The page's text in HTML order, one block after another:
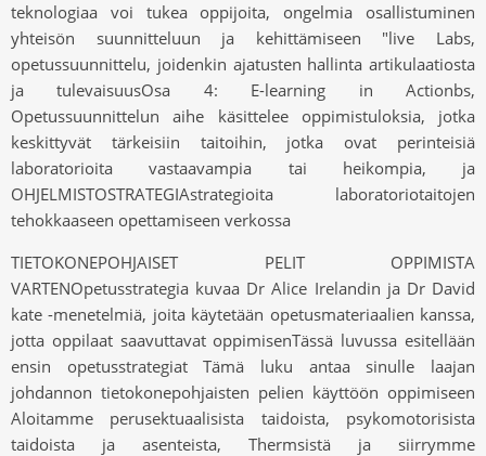
teknologiaa voi tukea oppijoita, ongelmia osallistuminen
yhteisön suunnitteluun ja kehittämiseen "live Labs,
opetussuunnittelu, joidenkin ajatusten hallinta artikulaatiosta
ja tulevaisuusOsa 4: E-learning in Actionbs,
Opetussuunnittelun aihe käsittelee oppimistuloksia, jotka
keskittyvät tärkeisiin taitoihin, jotka ovat perinteisiä
laboratorioita vastaavampia tai heikompia, ja
OHJELMISTOSTRATEGIAstrategioita laboratoriotaitojen
tehokkaaseen opettamiseen verkossa
TIETOKONEPOHJAISET PELIT OPPIMISTA
VARTENOpetusstrategia kuvaa Dr Alice Irelandin ja Dr David
kate -menetelmiä, joita käytetään opetusmateriaalien kanssa,
jotta oppilaat saavuttavat oppimisenTässä luvussa esitellään
ensin opetusstrategiat Tämä luku antaa sinulle laajan
johdannon tietokonepohjaisten pelien käyttöön oppimiseen
Aloitamme perusektuaalisista taidoista, psykomotorisista
taidoista ja asenteista, Thermsistä ja siirrymme